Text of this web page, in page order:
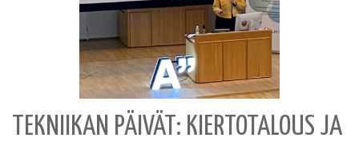
TEKNIIKAN PÄIVÄT: KIERTOTALOUS JA